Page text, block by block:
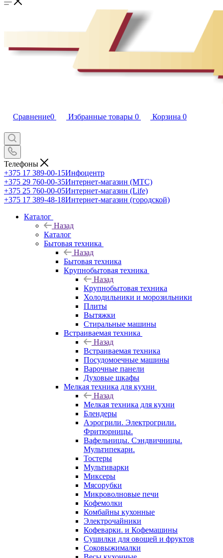
Сравнение0 Избранные товары 0 Корзина 0
Телефоны
+375 17 389-00-15Инфоцентр
+375 29 760-00-35Интернет-магазин (МТС)
+375 25 760-00-05Интернет-магазин (Life)
+375 17 389-48-18Интернет-магазин (городской)
Каталог
Назад
Каталог
Бытовая техника
Назад
Бытовая техника
Крупнобытовая техника
Назад
Крупнобытовая техника
Холодильники и морозильники
Плиты
Вытяжки
Стиральные машины
Встраиваемая техника
Назад
Встраиваемая техника
Посудомоечные машины
Варочные панели
Духовые шкафы
Мелкая техника для кухни
Назад
Мелкая техника для кухни
Блендеры
Аэрогрили. Электрогрили.
Фритюрницы.
Вафельницы. Сэндвичницы.
Мультипекари.
Тостеры
Мультиварки
Миксеры
Мясорубки
Микроволновые печи
Кофемолки
Комбайны кухонные
Электрочайники
Кофеварки. и Кофемашины
Сушилки для овощей и фруктов
Соковыжималки